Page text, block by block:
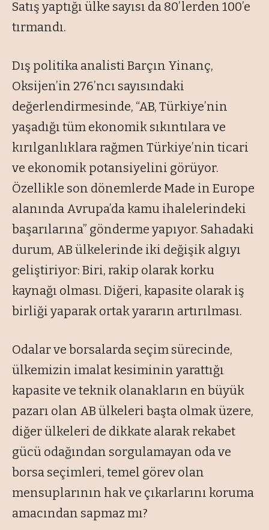
Satış yaptığı ülke sayısı da 80’lerden 100’e
tırmandı.
Dış politika analisti Barçın Yinanç,
Oksijen’in 276’ncı sayısındaki
değerlendirmesinde, “AB, Türkiye’nin
yaşadığı tüm ekonomik sıkıntılara ve
kırılganlıklara rağmen Türkiye’nin ticari
ve ekonomik potansiyelini görüyor.
Özellikle son dönemlerde Made in Europe
alanında Avrupa’da kamu ihalelerindeki
başarılarına” gönderme yapıyor. Sahadaki
durum, AB ülkelerinde iki değişik algıyı
geliştiriyor: Biri, rakip olarak korku
kaynağı olması. Diğeri, kapasite olarak iş
birliği yaparak ortak yararın artırılması.
Odalar ve borsalarda seçim sürecinde,
ülkemizin imalat kesiminin yarattığı
kapasite ve teknik olanakların en büyük
pazarı olan AB ülkeleri başta olmak üzere,
diğer ülkeleri de dikkate alarak rekabet
gücü odağından sorgulamayan oda ve
borsa seçimleri, temel görev olan
mensuplarının hak ve çıkarlarını koruma
amacından sapmaz mı?